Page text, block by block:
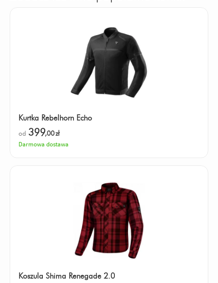
Kurtka Rebelhorn Echo
od 399,00zł
Darmowa dostawa
Koszula Shima Renegade 2.0